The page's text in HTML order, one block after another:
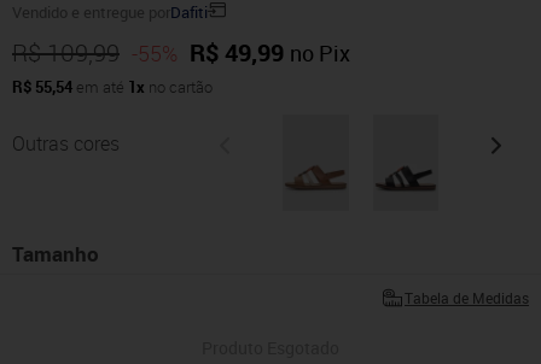
Vendido e entregue porDafiti
R$ 109,99 -55% R$ 49,99 no Pix
R$ 55,54 em até 1x no cartão
Outras cores
Tamanho
Tabela de Medidas